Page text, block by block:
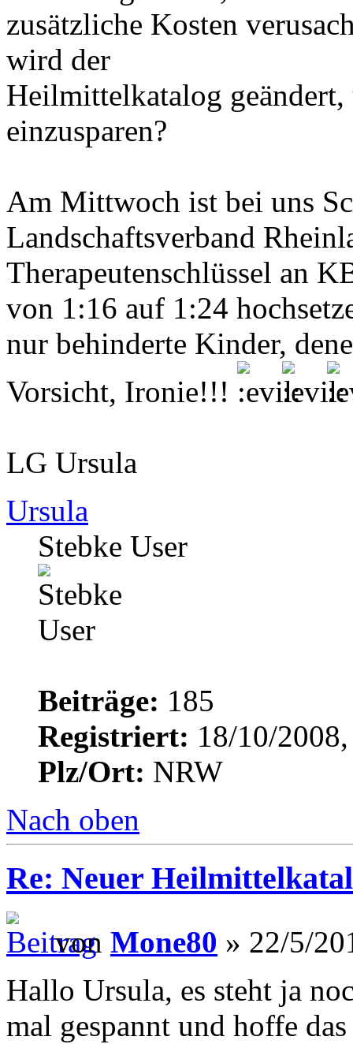
zusätzliche Kosten
wird der
Heilmittelkatalog
einzusparen?
Am Mittwoch ist bei uns
Landschaftsverband
Therapeutenschlüssel an
von 1:16 auf 1:24
nur behinderte Kinder,
Vorsicht, Ironie!!!
LG Ursula
Ursula
Stebke User
Beiträge: 185
Registriert: 18/10/
Plz/Ort: NRW
Nach oben
Re: Neuer
von Mone80 » 22/5/
Hallo Ursula, es steht ja
mal gespannt und hoffe das